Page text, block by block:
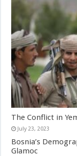
The Conflict in
July 23, 2023
Bosnia’s
Glamoc